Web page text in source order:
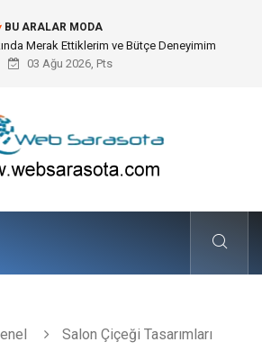
BU ARALAR MODA
Merak Ettiklerim ve Bütçe Deneyimim
03 Ağu 2026, Pts
Salon Çiçeği Tasarımları